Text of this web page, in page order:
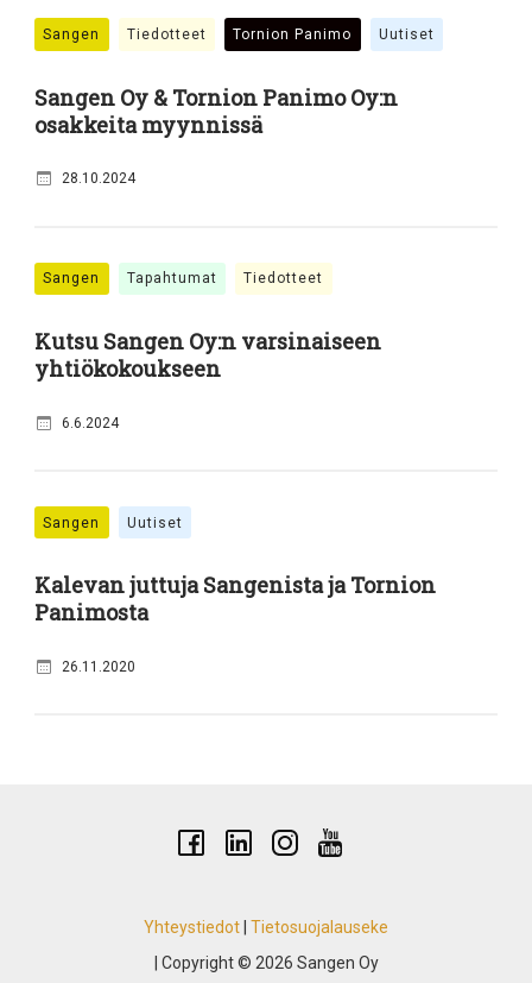
Sangen Tiedotteet Tornion Panimo Uutiset
Sangen Oy & Tornion Panimo Oy:n
osakkeita myynnissä
28.10.2024
Sangen Tapahtumat Tiedotteet
Kutsu Sangen Oy:n varsinaiseen
yhtiökokoukseen
6.6.2024
Sangen Uutiset
Kalevan juttuja Sangenista ja Tornion
Panimosta
26.11.2020
Yhteystiedot| Tietosuojalauseke
| Copyright © 2026 Sangen Oy